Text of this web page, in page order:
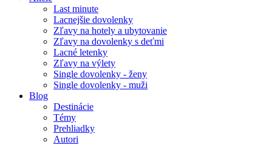
Last minute
Lacnejšie dovolenky
Zľavy na hotely a ubytovanie
Zľavy na dovolenky s deťmi
Lacné letenky
Zľavy na výlety
Single dovolenky - ženy
Single dovolenky - muži
Blog
Destinácie
Témy
Prehliadky
Autori